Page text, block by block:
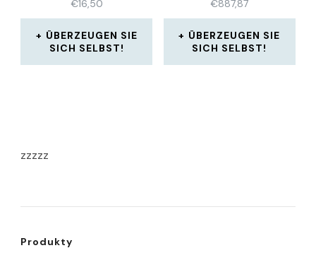
€16,50
ÜBERZEUGEN SIE
SICH SELBST!
€887,87
ÜBERZEUGEN SIE
SICH SELBST!
zzzzz
Produkty